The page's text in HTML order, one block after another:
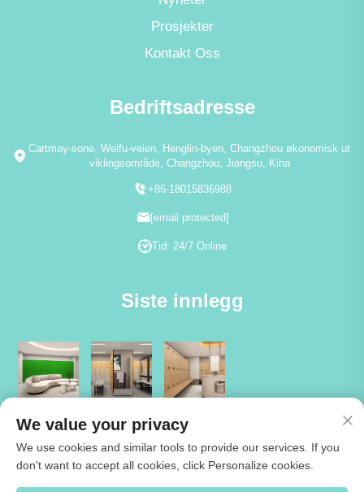
Prosjekter
Kontakt Oss
Bedriftsadresse
Cartmay-sone, Weifu-veien, Henglin-byen, Changzhou økonomisk ut
viklingsområde, Changzhou, Jiangsu, Kina
+86-18015836988
[email protected]
Tid: 24/7 Online
Siste innlegg
We value your privacy
We use cookies and similar tools to provide our services. If you
don't want to accept all cookies, click Personalize cookies.